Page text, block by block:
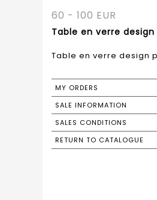
60 - 100 EUR
Table en verre
Table en verre design
MY ORDERS
SALE INFORMATION
SALES CONDITIONS
RETURN TO CATALOGUE